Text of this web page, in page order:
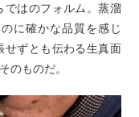
ではのフォルム。蒸溜
に確かな品質を感じ
せずとも伝わる生真面
のものだ。